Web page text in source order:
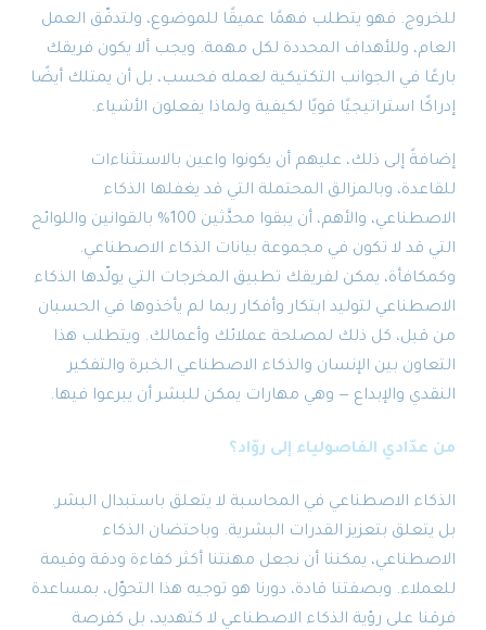
للخروج. فهو يتطلب فهمًا عميقًا للموضوع، ولتدفّق العمل
العام، وللأهداف المحددة لكل مهمة. ويجب ألا يكون فريقك
بارعًا في الجوانب التكتيكية لعمله فحسب، بل أن يمتلك أيضًا
إدراكًا استراتيجيًا قويًا لكيفية ولماذا يفعلون الأشياء.
إضافةً إلى ذلك، عليهم أن يكونوا واعين بالاستثناءات
للقاعدة، وبالمزالق المحتملة التي قد يغفلها الذكاء
الاصطناعي، والأهم، أن يبقوا محدَّثين 100% بالقوانين واللوائح
التي قد لا تكون في مجموعة بيانات الذكاء الاصطناعي.
وكمكافأة، يمكن لفريقك تطبيق المخرجات التي يولّدها الذكاء
الاصطناعي لتوليد ابتكار وأفكار ربما لم يأخذوها في الحسبان
من قبل، كل ذلك لمصلحة عملائك وأعمالك. ويتطلب هذا
التعاون بين الإنسان والذكاء الاصطناعي الخبرة والتفكير
النقدي والإبداع — وهي مهارات يمكن للبشر أن يبرعوا فيها.
من عدّادي الفاصولياء إلى روّاد؟
الذكاء الاصطناعي في المحاسبة لا يتعلق باستبدال البشر.
بل يتعلق بتعزيز القدرات البشرية. وباحتضان الذكاء
الاصطناعي، يمكننا أن نجعل مهنتنا أكثر كفاءة ودقة وقيمة
للعملاء. وبصفتنا قادة، دورنا هو توجيه هذا التحوّل، بمساعدة
فرقنا على رؤية الذكاء الاصطناعي لا كتهديد، بل كفرصة